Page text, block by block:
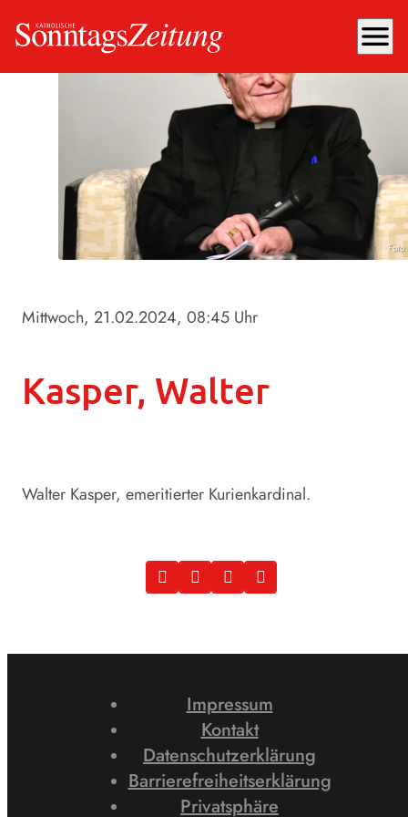
menu
Mittwoch, 21.02.2024, 08:45 Uhr
Kasper, Walter
Walter Kasper, emeritierter Kurienkardinal.
Impressum
Kontakt
Datenschutzerklärung
Barrierefreiheitserklärung
Privatsphäre